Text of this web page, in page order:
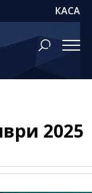
КАСА
2025